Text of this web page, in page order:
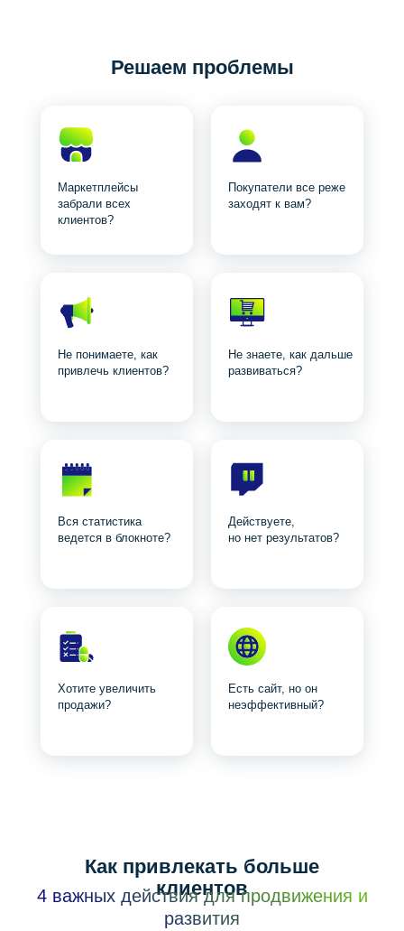
Посмотреть карту клиентов
Решаем проблемы
Маркетплейсы
забрали всех
клиентов?
Покупатели все реже
заходят к вам?
Не понимаете, как
привлечь клиентов?
Не знаете, как дальше
развиваться?
Вся статистика
ведется в блокноте?
Действуете,
но нет результатов?
Хотите увеличить
продажи?
Есть сайт, но он
неэффективный?
Как привлекать больше
клиентов
4 важных действия для продвижения и
развития